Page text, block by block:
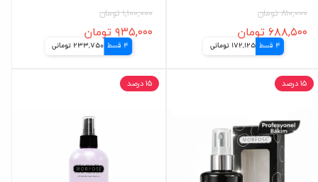
۸۱۰,۰۰۰ تومان
۶۸۸,۵۰۰ تومان
4 قسط 172,125 تومانی
۱,۱۰۰,۰۰۰ تومان
۹۳۵,۰۰۰ تومان
4 قسط 233,750 تومانی
۱۵ درصد ۱۵ درصد